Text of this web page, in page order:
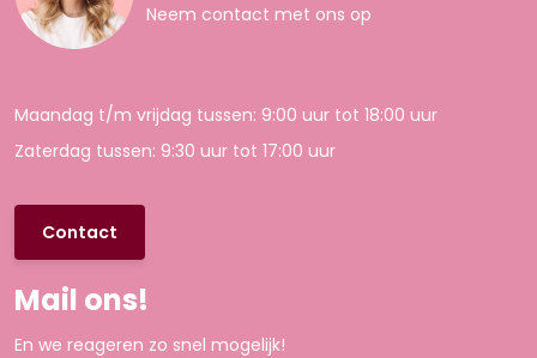
Neem contact met ons op
Maandag t/m vrijdag tussen: 9:00 uur tot 18:00 uur
Zaterdag tussen: 9:30 uur tot 17:00 uur
Contact
Mail ons!
En we reageren zo snel mogelijk!